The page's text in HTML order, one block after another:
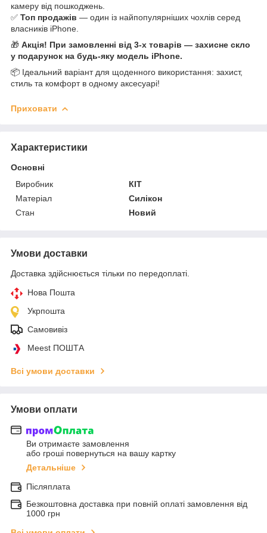
камеру від пошкоджень.
✅ Топ продажів — один із найпопулярніших чохлів серед
власників iPhone.
🎁 Акція! При замовленні від 3-х товарів — захисне скло
у подарунок на будь-яку модель iPhone.
📦 Ідеальний варіант для щоденного використання: захист,
стиль та комфорт в одному аксесуарі!
Приховати
Характеристики
Основні
Виробник
КІТ
Матеріал
Силікон
Стан
Новий
Умови доставки
Доставка здійснюється тільки по передоплаті.
Нова Пошта
Укрпошта
Самовивіз
Meest ПОШТА
Всі умови доставки
Умови оплати
Ви отримаєте замовлення
або гроші повернуться на вашу картку
Детальніше
Післяплата
Безкоштовна доставка при повній оплаті замовлення від
1000 грн